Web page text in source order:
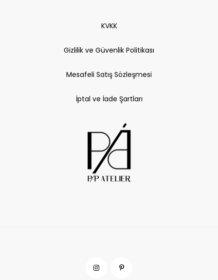
KVKK
Gizlilik ve Güvenlik Politikası
Mesafeli Satış Sözleşmesi
İptal ve İade Şartları